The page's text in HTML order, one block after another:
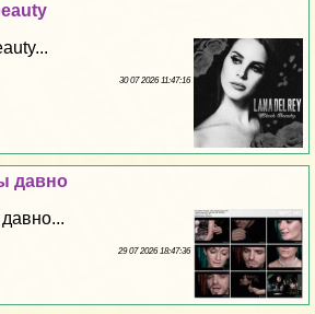
30 07 2026 11:47:16
давно
29 07 2026 18:47:36